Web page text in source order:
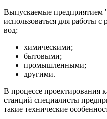
Выпускаемые
использоваться для работы
вод:
химическими;
бытовыми;
промышленными;
другими.
В процессе проектирования
станций специалисты
такие технические